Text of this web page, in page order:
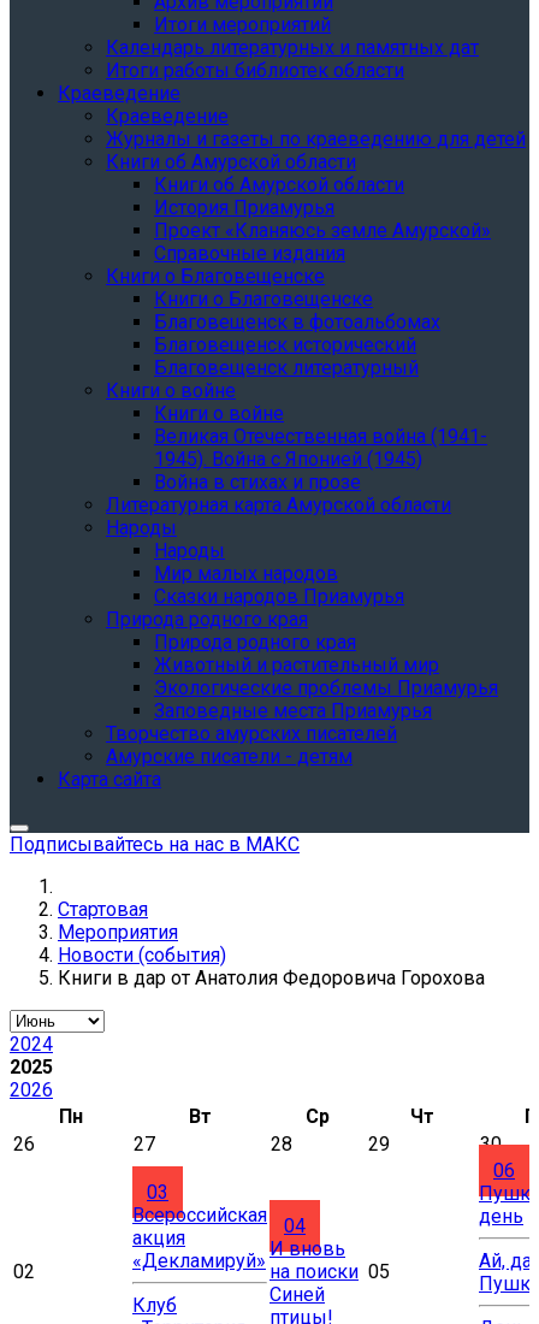
Итоги мероприятий
Календарь литературных и памятных дат
Итоги работы библиотек области
Краеведение
Краеведение
Журналы и газеты по краеведению для детей
Книги об Амурской области
Книги об Амурской области
История Приамурья
Проект «Кланяюсь земле Амурской»
Справочные издания
Книги о Благовещенске
Книги о Благовещенске
Благовещенск в фотоальбомах
Благовещенск исторический
Благовещенск литературный
Книги о войне
Книги о войне
Великая Отечественная война (1941-
1945). Война с Японией (1945)
Война в стихах и прозе
Литературная карта Амурской области
Народы
Народы
Мир малых народов
Сказки народов Приамурья
Природа родного края
Природа родного края
Животный и растительный мир
Экологические проблемы Приамурья
Заповедные места Приамурья
Творчество амурских писателей
Амурские писатели - детям
Карта сайта
Подписывайтесь на нас в МАКС
Стартовая
Мероприятия
Новости (события)
Книги в дар от Анатолия Федоровича Горохова
2024
2025
2026
Пн
Вт Ср Чт
26
27 28 29 30
02
03
Всероссийская
акция
«Декламируй»
Клуб
04
И вновь
на поиски
Синей
птицы!
05
06
день
Ай, да